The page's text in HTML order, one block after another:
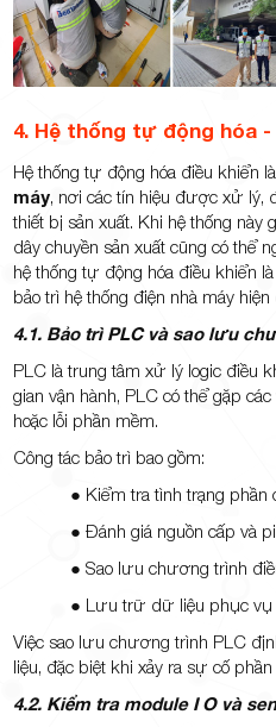
4. Hệ thống tự động hóa
Hệ thống tự động hóa điều khiển là
máy , nơi các tín hiệu được xử lý,
thiết bị sản xuất. Khi hệ thống này
dây chuyền sản xuất cũng có thể
hệ thống tự động hóa điều khiển
bảo trì hệ thống điện nhà máy hiện
4.1. Bảo trì PLC và sao lưu
PLC là trung tâm xử lý logic điều
gian vận hành, PLC có thể gặp
hoặc lỗi phần mềm.
Công tác bảo trì bao gồm:
● Kiểm tra tình trạng phần
● Đánh giá nguồn cấp và
● Sao lưu chương trình
● Lưu trữ dữ liệu phục vụ
Việc sao lưu chương trình PLC
liệu, đặc biệt khi xảy ra sự cố phần
4.2. Kiểm tra module I O và